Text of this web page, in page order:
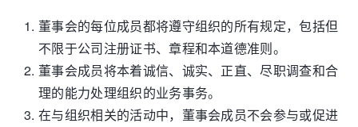
董事会的每位成员都将遵守组织的所有规定，包括但
不限于公司注册证书、章程和本道德准则。
董事会成员将本着诚信、诚实、正直、尽职调查和合
理的能力处理组织的业务事务。
在与组织相关的活动中，董事会成员不会参与或促进